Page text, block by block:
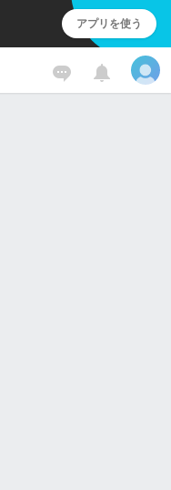
アプリを使う